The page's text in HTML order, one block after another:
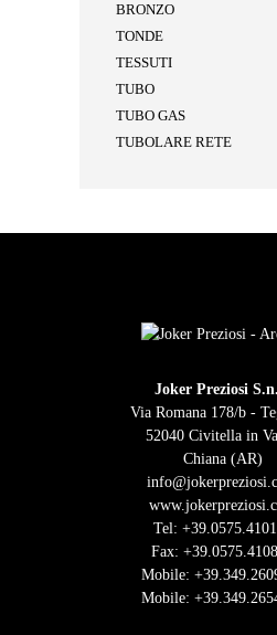
BRONZO
TONDE
TESSUTI
TUBO
TUBO GAS
TUBOLARE RETE
Joker Preziosi
Via Romana 178/b -
52040 Civitella in
Chiana (AR)
Tel:
Fax:
Mobile:
Mobile: